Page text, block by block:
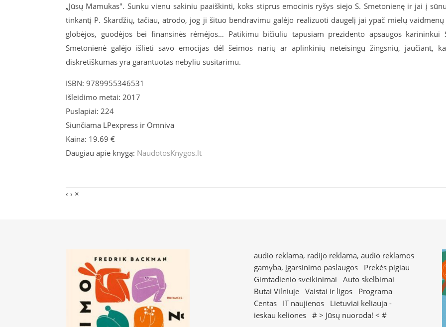
„Jūsų Mamukas". Sunku vienu sakiniu paaiškinti, koks stiprus emocinis ryšys siejo S. Smetonienę ir jai į
tinkantį P. Skardžių, tačiau, atrodo, jog ji šituo bendravimu galėjo realizuoti daugelį jai ypač mielų vaidmenų
globėjos, guodėjos bei finansinės rėmėjos… Patikimu bičiuliu tapusiam prezidento apsaugos karininkui
Smetonienė galėjo išlieti savo emocijas dėl šeimos narių ar aplinkinių neteisingų žingsnių, jaučiant,
diskretiškumas yra garantuotas nebyliu susitarimu.
ISBN: 9789955346531
Išleidimo metai: 2017
Puslapiai: 224
Siunčiama LPexpress ir Omniva
Kaina: 19.69 €
Daugiau apie knygą: NaudotosKnygos.lt
‹ › ×
audio reklama, radijo reklama, audio reklamos
gamyba, įgarsinimo paslaugos
Prekės pigiau
Gimtadienio sveikinimai
Auto skelbimai
Butai Vilniuje Vaistai ir ligos
Programa
Centas
IT naujienos
Lietuviai keliauja -
ieskau keliones # > Jūsų nuoroda! < #